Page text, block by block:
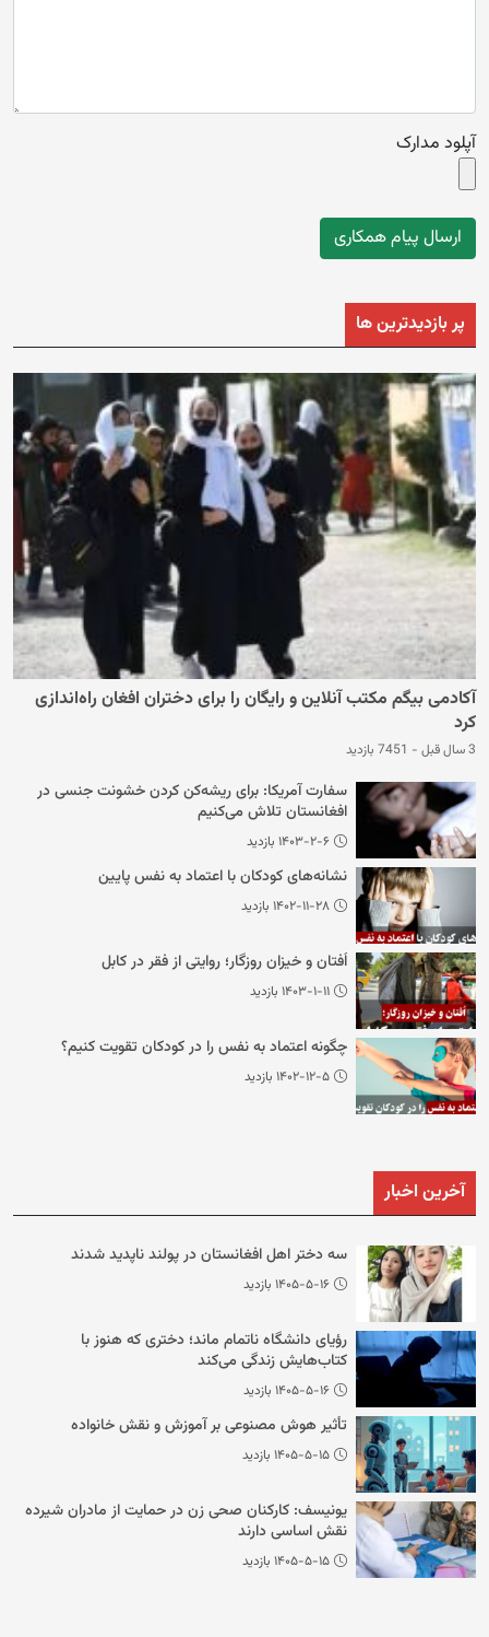
آپلود مدارک
پر بازدیدترین ها
آکادمی بیگم مکتب آنلاین و رایگان را برای دختران افغان راه‌اندازی
کرد
3 سال قبل - 7451 بازدید
سفارت آمریکا: برای ریشه‌کن کردن خشونت جنسی در
افغانستان تلاش می‌کنیم
۱۴۰۳-۲-۶ بازدید
نشانه‌های کودکان با اعتماد به نفس پایین
۱۴۰۲-۱۱-۲۸ بازدید
اُفتان و خیزان روزگار؛ روایتی از فقر در کابل
۱۴۰۳-۱-۱۱ بازدید
چگونه اعتماد به نفس را در کودکان تقویت کنیم؟
۱۴۰۲-۱۲-۵ بازدید
آخرین اخبار
سه دختر اهل افغانستان در پولند ناپدید شدند
۱۴۰۵-۵-۱۶ بازدید
رؤیای دانشگاه ناتمام ماند؛ دختری که هنوز با
کتاب‌هایش زندگی می‌کند
۱۴۰۵-۵-۱۶ بازدید
تأثیر هوش مصنوعی بر آموزش و نقش خانواده
۱۴۰۵-۵-۱۵ بازدید
یونیسف: کارکنان صحی زن در حمایت از مادران شیرده
نقش اساسی دارند
۱۴۰۵-۵-۱۵ بازدید